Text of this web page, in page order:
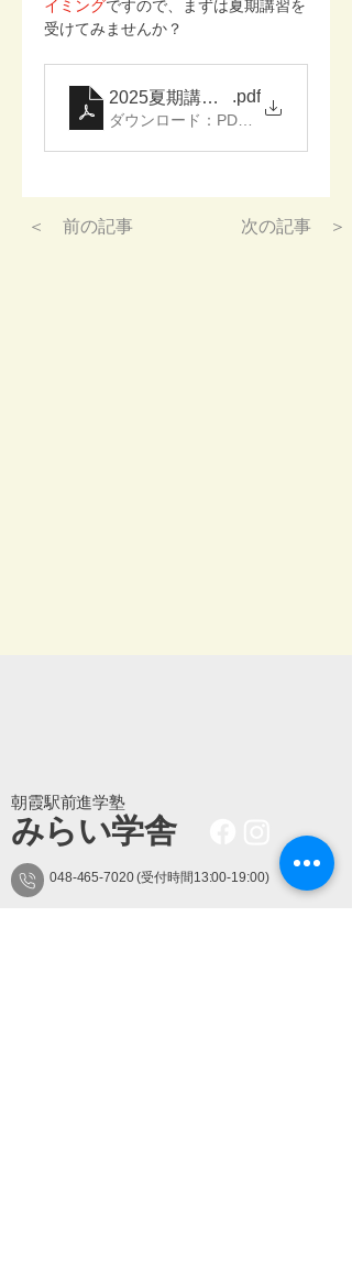
イミングですので、まずは夏期講習を
受けてみませんか？
2025夏期講習日程表
.pdf
ダウンロード：PDF • 154KB
＜ 前の記事 次の記事 ＞
朝霞駅前進学塾
​みらい学舎
048-465-7020(受付時間13:00-19:00)